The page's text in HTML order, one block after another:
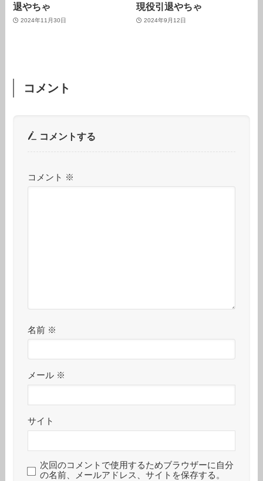
退やちゃ
2024年11月30日
現役引退やちゃ
2024年9月12日
コメント
コメントする
コメント ※
名前 ※
メール ※
サイト
次回のコメントで使用するためブラウザーに自分
の名前、メールアドレス、サイトを保存する。